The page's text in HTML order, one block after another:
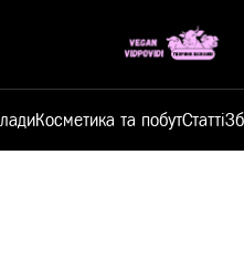
Косметика та побутСтатті